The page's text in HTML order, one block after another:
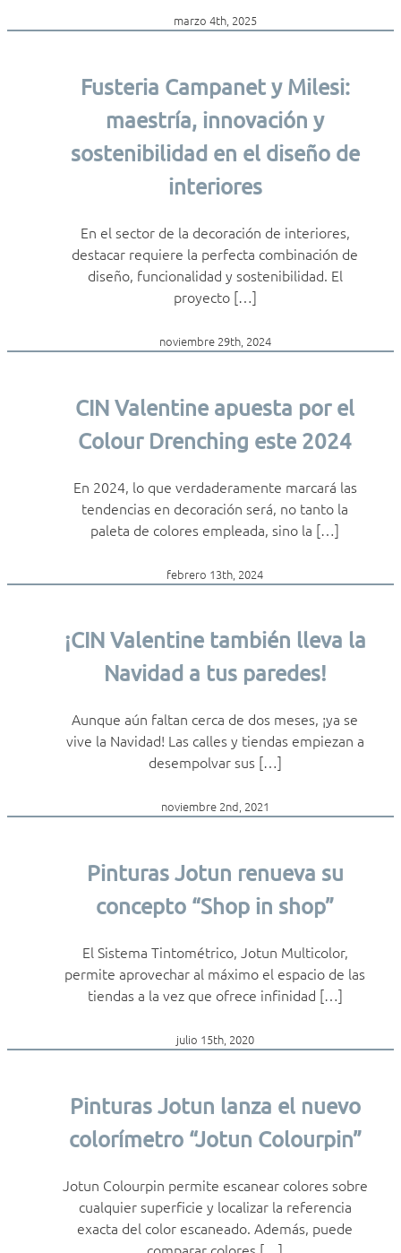
marzo 4th, 2025
Fusteria Campanet y Milesi:
maestría, innovación y
sostenibilidad en el diseño de
interiores
En el sector de la decoración de interiores,
destacar requiere la perfecta combinación de
diseño, funcionalidad y sostenibilidad. El
proyecto […]
noviembre 29th, 2024
CIN Valentine apuesta por el
Colour Drenching este 2024
En 2024, lo que verdaderamente marcará las
tendencias en decoración será, no tanto la
paleta de colores empleada, sino la […]
febrero 13th, 2024
¡CIN Valentine también lleva la
Navidad a tus paredes!
Aunque aún faltan cerca de dos meses, ¡ya se
vive la Navidad! Las calles y tiendas empiezan a
desempolvar sus […]
noviembre 2nd, 2021
Pinturas Jotun renueva su
concepto “Shop in shop”
El Sistema Tintométrico, Jotun Multicolor,
permite aprovechar al máximo el espacio de las
tiendas a la vez que ofrece infinidad […]
julio 15th, 2020
Pinturas Jotun lanza el nuevo
colorímetro “Jotun Colourpin”
Jotun Colourpin permite escanear colores sobre
cualquier superficie y localizar la referencia
exacta del color escaneado. Además, puede